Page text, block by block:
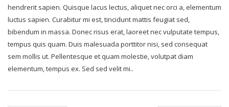
hendrerit sapien. Quisque lacus lectus, aliquet nec orci a, elementum
luctus sapien. Curabitur mi est, tincidunt mattis feugiat sed,
bibendum in massa. Donec risus erat, laoreet nec vulputate tempus,
tempus quis quam. Duis malesuada porttitor nisi, sed consequat
sem mollis ut. Pellentesque et quam molestie, volutpat diam
elementum, tempus ex. Sed sed velit mi..